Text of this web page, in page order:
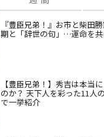
『豊臣兄弟！』お市と柴田
期と「辞世の句」…運命を
【豊臣兄弟！】秀吉は本当
のか？ 天下人を彩った11人
で一挙紹介